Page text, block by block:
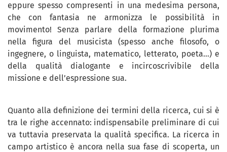
eppure spesso compresenti in una medesima persona,
che con fantasia ne armonizza le possibilità in
movimento! Senza parlare della formazione plurima
nella figura del musicista (spesso anche filosofo, o
ingegnere, o linguista, matematico, letterato, poeta...) e
della qualità dialogante e incircoscrivibile della
missione e dell’espressione sua.
Quanto alla definizione dei termini della ricerca, cui si è
tra le righe accennato: indispensabile preliminare di cui
va tuttavia preservata la qualità specifica. La ricerca in
campo artistico è ancora nella sua fase di scoperta, un